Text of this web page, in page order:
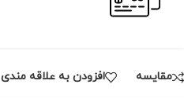
مقايسه افزودن به علاقه مندی